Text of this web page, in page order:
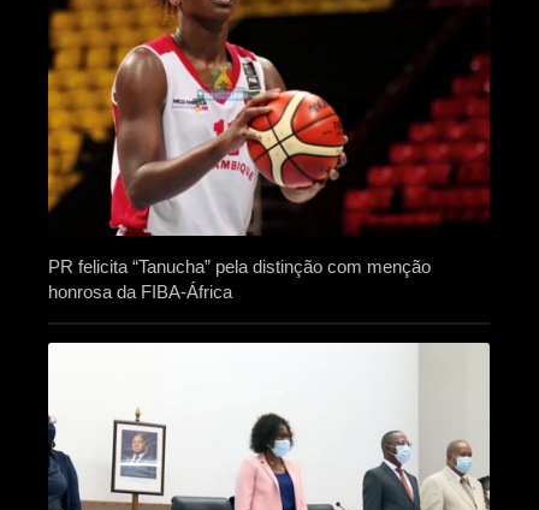
PR felicita “Tanucha” pela distinção com menção
honrosa da FIBA-África